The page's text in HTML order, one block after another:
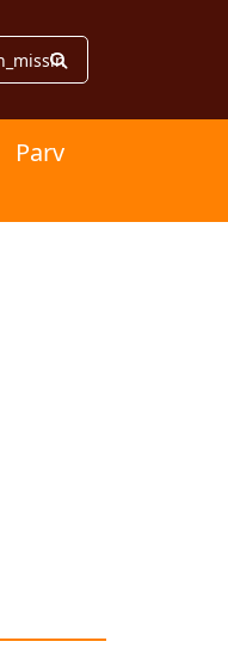
Parv